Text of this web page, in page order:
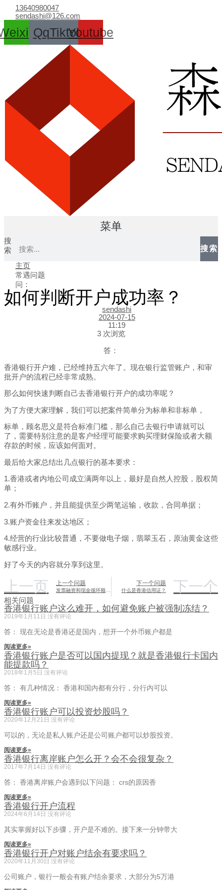
容
13640980047
sendashi@126.com
QqTiktokYoutube
菜单
搜
索
搜索
主页
常遇问题
问：
如何判断开户成功率？
sendashi
2024-07-15
11:19
3 次浏览
答：
香港银行开户难，已经维持五六年了。现在银行监管账户，和审
批开户的流程已经非常成熟。
那么如何快速判断自己去香港银行开户的成功率呢？
为了方便大家理解，我们可以把案件简单分为标单和非标单，
标单，顾名思义是符合标准门槛，那么自己去银行申请就可以
了，需要特别注意的是客户经理可能要求购买理财保险或者大额
存款的时候，应该如何面对。
最后给大家总结出几点银行的基本要求：
1.香港或者内地公司成立满两年以上，最好是自然人控股，股权简
单；
2.有外币账户，并且能提供至少两笔运输，收款，合同单据；
3.账户资金往来发达地区；
4.经营的行业比较普通，不要做电子烟，翡翠玉石，原油黄金这些
敏感行业。
好了今天的内容就分享到这里。
上一页 上一个问题
发票融资和现金循环额度不同之处
下一个问题
什么是香港信用证？ 下一个
相关问题
香港银行账户这么难开，如何避免账户被强制冻结？
2019年1月11日 没有评论
答： 现在无论是香港还是国内，想开一个外币账户都是
阅读更多»
香港银行账户是否可以国内提现？就是香港银行卡国内
能提款吗？
2018年1月5日 没有评论
答： 有几种情况： 香港和国内都有分行，分行内可以
阅读更多»
香港银行账户可以投资炒股吗？
2020年12月21日 没有评论
可以的，无论是私人账户还是公司账户都可以炒股投资。
阅读更多»
香港银行离岸账户怎么开？会不会很复杂？
2017年7月14日 没有评论
答： 香港离岸账户会遇到以下问题： crs的原因香
阅读更多»
香港银行开户流程
2024年6月14日 没有评论
其实掌握好以下步骤，开户是不难的。接下来一分钟带大
阅读更多»
香港银行开户对账户结余有要求吗？
2020年11月30日 没有评论
公司账户，银行一般会有账户结余要求，大部分为5万港